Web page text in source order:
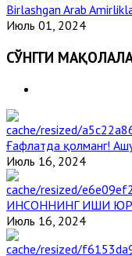
Birlashgan Arab
Июль 01, 2024
СЎНГГИ
Ғафлатда қолманг!
Июль 16, 2024
ИНСОННИНГ ИШИ
Июль 16, 2024